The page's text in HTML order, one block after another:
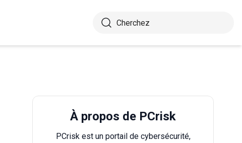
À propos de PCrisk
PCrisk est un portail de cybersécurité,